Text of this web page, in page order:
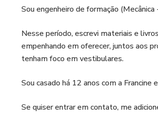
Sou engenheiro de formação
Nesse período, escrevi materiais e
empenhando em oferecer, juntos aos
tenham foco em vestibulares.
Sou casado há 12 anos com a Francine
Se quiser entrar em contato, me